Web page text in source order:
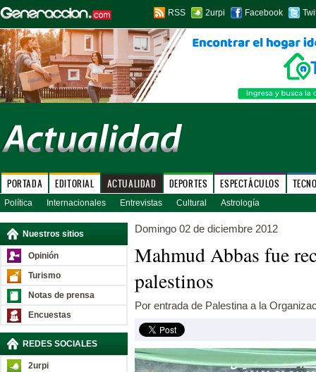
RSS 2urpi Facebook
PORTADA EDITORIAL ACTUALIDAD DEPORTES ESPECTÁCULOS
Política Internacionales Entrevistas Cultural Astrología
Nuestros sitios
Opinión
Turismo
Notas de prensa
Encuestas
REDES SOCIALES
2urpi
Domingo 02 de diciembre 2012
Mahmud Abbas fue
palestinos
Por entrada de Palestina a la